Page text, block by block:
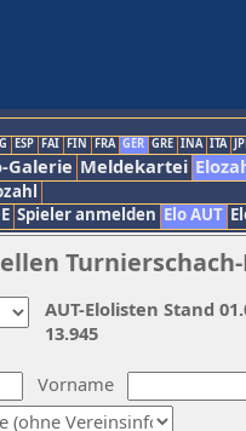
ESP FAI FIN FRA GER GRE INA ITA
Galerie Meldekartei
Spieler anmelden Elo AUT
Turnierschach-
Vorname
AUT-Elolisten Stand
13.945